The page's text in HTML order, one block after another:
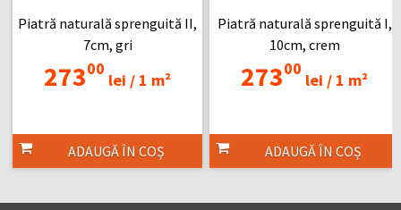
Piatră naturală sprenguită II,
7cm, gri
27300
lei / 1 m²
ADAUGĂ ÎN COȘ
Piatră naturală sprenguită I,
10cm, crem
27300
lei / 1 m²
ADAUGĂ ÎN COȘ